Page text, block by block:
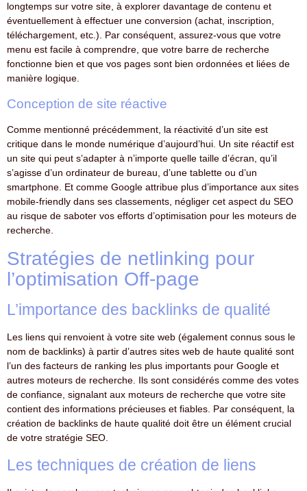
longtemps sur votre site, à explorer davantage de contenu et
éventuellement à effectuer une conversion (achat, inscription,
téléchargement, etc.). Par conséquent, assurez-vous que votre
menu est facile à comprendre, que votre barre de recherche
fonctionne bien et que vos pages sont bien ordonnées et liées de
manière logique.
Conception de site réactive
Comme mentionné précédemment, la réactivité d’un site est
critique dans le monde numérique d’aujourd’hui. Un site réactif est
un site qui peut s’adapter à n’importe quelle taille d’écran, qu’il
s’agisse d’un ordinateur de bureau, d’une tablette ou d’un
smartphone. Et comme Google attribue plus d’importance aux sites
mobile-friendly dans ses classements, négliger cet aspect du SEO
au risque de saboter vos efforts d’optimisation pour les moteurs de
recherche.
Stratégies de netlinking pour
l’optimisation Off-page
L’importance des backlinks de qualité
Les liens qui renvoient à votre site web (également connus sous le
nom de backlinks) à partir d’autres sites web de haute qualité sont
l’un des facteurs de ranking les plus importants pour Google et
autres moteurs de recherche. Ils sont considérés comme des votes
de confiance, signalant aux moteurs de recherche que votre site
contient des informations précieuses et fiables. Par conséquent, la
création de backlinks de haute qualité doit être un élément crucial
de votre stratégie SEO.
Les techniques de création de liens